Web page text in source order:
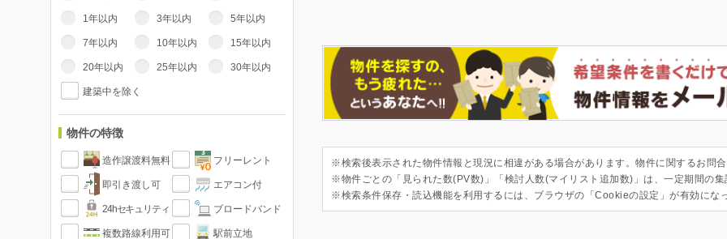
1年以内 3年以内 5年以内
7年以内 10年以内 15年以内
20年以内 25年以内 30年以内
建築中を除く
物件の特徴
造作譲渡料無料 フリーレント
即引き渡し可 エアコン付
24hセキュリティ ブロードバンド
複数路線利用可 駅前立地
※検索後表示された物件情報と現況に相違がある場合があります。物件に関するお問
※物件ごとの「見られた数(PV数)」「検討人数(マイリスト追加数)」は、一定期間の
※検索条件保存・読込機能を利用するには、ブラウザの「Cookieの設定」が有効にな